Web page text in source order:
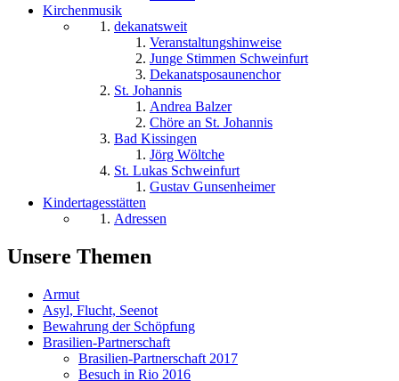
Kirchenmusik
dekanatsweit
Veranstaltungshinweise
Junge Stimmen Schweinfurt
Dekanatsposaunenchor
St. Johannis
Andrea Balzer
Chöre an St. Johannis
Bad Kissingen
Jörg Wöltche
St. Lukas Schweinfurt
Gustav Gunsenheimer
Kindertagesstätten
Adressen
Unsere Themen
Armut
Asyl, Flucht, Seenot
Bewahrung der Schöpfung
Brasilien-Partnerschaft
Brasilien-Partnerschaft 2017
Besuch in Rio 2016